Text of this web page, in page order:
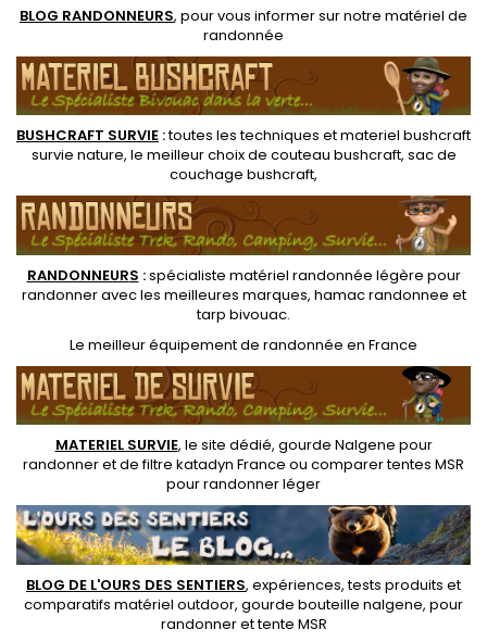
BLOG RANDONNEURS, pour vous informer sur notre matériel de
randonnée
BUSHCRAFT SURVIE :toutes les techniques etmateriel bushcraft
survie nature, le meilleur choix de couteau bushcraft, sac de
couchage bushcraft,
RANDONNEURS :spécialiste matériel randonnée légère pour
randonner avec les meilleures marques, hamac randonnee et
tarp bivouac.
Le meilleur équipement de randonnée en France
MATERIEL SURVIE, le site dédié, gourde Nalgene pour
randonneret defiltre katadyn France ou comparer tentes MSR
pour randonner léger
BLOG DE L'OURS DES SENTIERS, expériences, tests produits et
comparatifs matériel outdoor, gourde bouteille nalgene, pour
randonner ettente MSR